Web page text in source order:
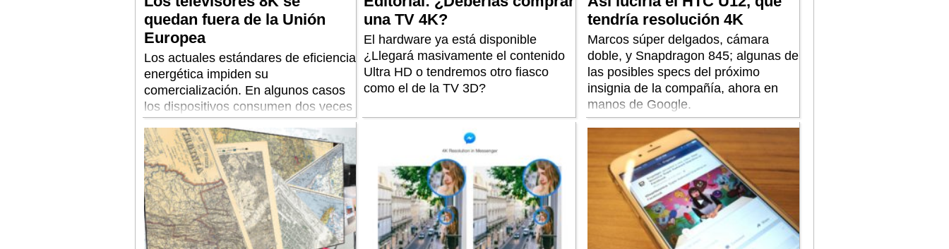
quedan fuera de la Unión
Europea
Los actuales estándares de eficiencia
energética impiden su
comercialización. En algunos casos
los dispositivos consumen dos veces
una TV 4K?
El hardware ya está disponible
¿Llegará masivamente el contenido
Ultra HD o tendremos otro fiasco
como el de la TV 3D?
tendría resolución 4K
Marcos súper delgados, cámara
doble, y Snapdragon 845; algunas de
las posibles specs del próximo
insignia de la compañía, ahora en
manos de Google.